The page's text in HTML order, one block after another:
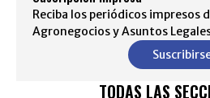
Reciba los periódicos impresos
Agronegocios y Asuntos
TODAS LAS